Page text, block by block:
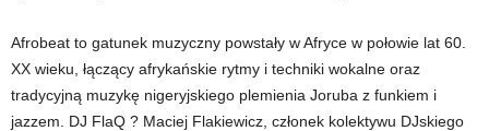
Afrobeat to gatunek muzyczny powstały w Afryce w połowie lat 60.
XX wieku, łączący afrykańskie rytmy i techniki wokalne oraz
tradycyjną muzykę nigeryjskiego plemienia Joruba z funkiem i
jazzem. DJ FlaQ ? Maciej Flakiewicz, członek kolektywu DJskiego